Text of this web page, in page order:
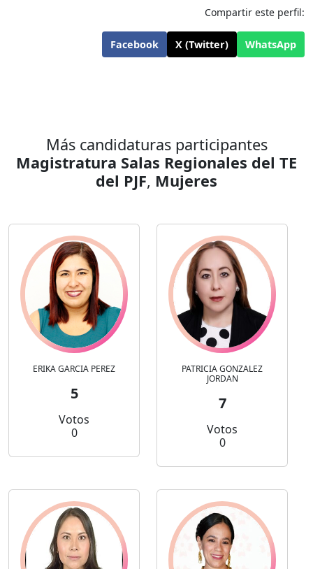
Compartir este perfil:
Facebook X (Twitter) WhatsApp
Más candidaturas participantes
Magistratura Salas Regionales del TE
del PJF, Mujeres
ERIKA GARCIA PEREZ
5
Votos
0
PATRICIA GONZALEZ
JORDAN
7
Votos
0